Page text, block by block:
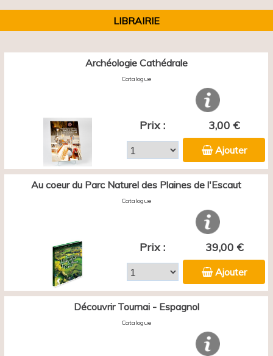
LIBRAIRIE
Archéologie Cathédrale
Catalogue
Prix : 3,00 €
Ajouter
Au coeur du Parc Naturel des Plaines de l'Escaut
Catalogue
Prix : 39,00 €
Ajouter
Découvrir Tournai - Espagnol
Catalogue